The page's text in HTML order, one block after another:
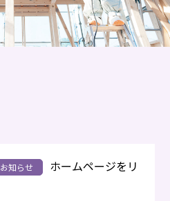
お知らせ
ホームページをリ